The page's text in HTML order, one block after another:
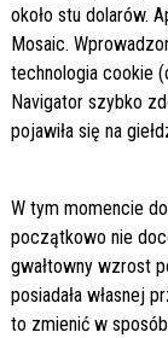
około stu dolarów.
Mosaic.
technologia cookie
Navigator szybko
pojawiła się na
W tym momencie
początkowo nie
gwałtowny wzrost
posiadała własnej
to zmienić w